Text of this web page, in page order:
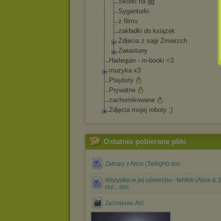
Syganturki
z filmu
zakładki do książek
Zdjecia z sagi Zmierzch
Zwiastuny
Harlequin - m-booki <3
muzyka x3
Playlisty
Prywatne
zachomikowane
Zdjęcia mojej roboty ;)
Ostatnio pobierane pliki
Zakupy z Alice (Twilight).doc
Wszystko w jej uśmiechu - fanfick (Alice &
roz....doc
Zaćmienie.AVI